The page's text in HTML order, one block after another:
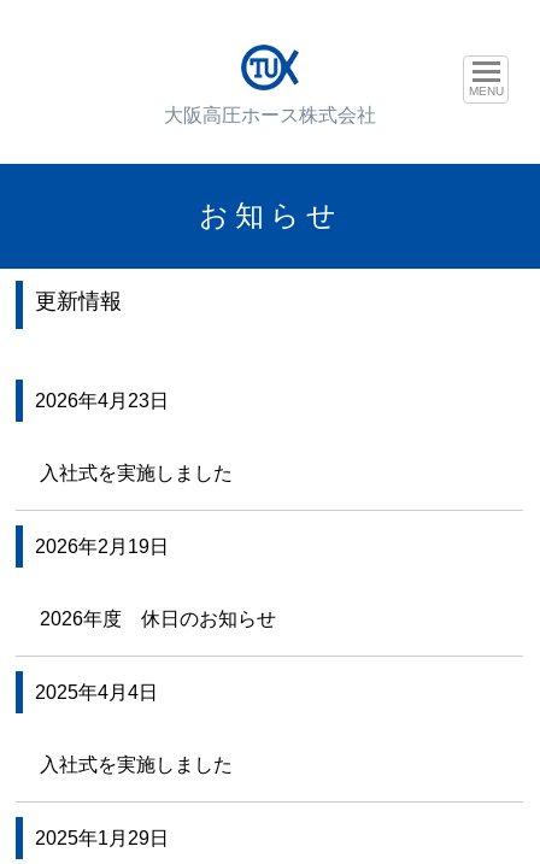
大阪高圧ホース株式会社
MENU
お知らせ
更新情報
2026年4月23日
入社式を実施しました
2026年2月19日
2026年度 休日のお知らせ
2025年4月4日
入社式を実施しました
2025年1月29日